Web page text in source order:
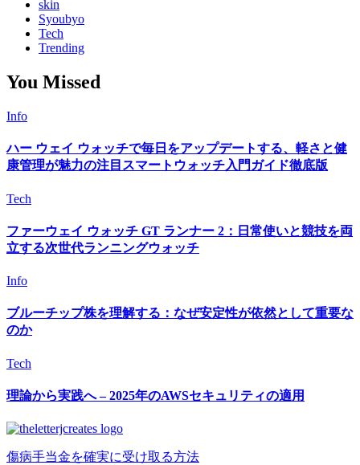
skin
Syoubyo
Tech
Trending
You Missed
Info
ハー ウェイ ウォッチで毎日をアップデートする、軽さと健
康管理が魅力の注目スマートウォッチ入門ガイド徹底版
Tech
ファーウェイ ウォッチ GT ランナー 2：日常使いと競技を両
立する次世代ランニングウォッチ
Info
ブルーチップ株を理解する：なぜ安定性が依然として重要な
のか
Tech
理論から実践へ – 2025年のAWSセキュリティの適用
傷病手当金を確実に受け取る方法